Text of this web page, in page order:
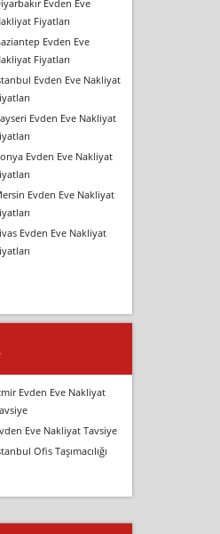
Evden Eve
Fiyatları
Evden Eve
Fiyatları
Evden Eve Nakliyat
Evden Eve Nakliyat
Evden Eve Nakliyat
Evden Eve Nakliyat
Evden Eve Nakliyat
Evden Eve Nakliyat
Eve Nakliyat Tavsiye
Ofis Taşımacılığı